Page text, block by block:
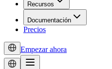
Recursos
Documentación
Precios
Empezar ahora